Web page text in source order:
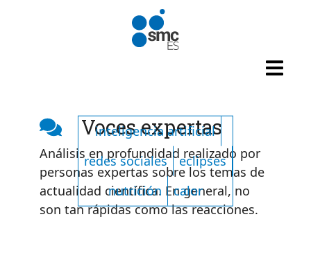
Pasar al contenido principal
Listado de tags
inteligencia artificial
redes sociales
eclipses
nutrición
calor
Voces expertas
Análisis en profundidad realizado por
personas expertas sobre los temas de
actualidad científica. En general, no
son tan rápidas como las reacciones.